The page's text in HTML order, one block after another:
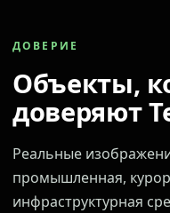
ДОВЕРИЕ
Объекты,
доверяют
Реальные
промышленная,
инфраструктурная